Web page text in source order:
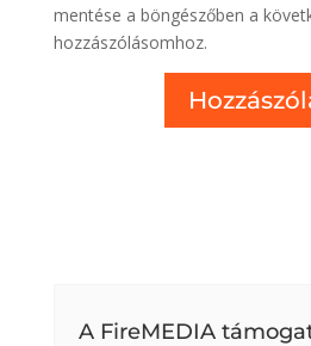
mentése a böngészőben a
hozzászólásomhoz.
A FireMEDIA